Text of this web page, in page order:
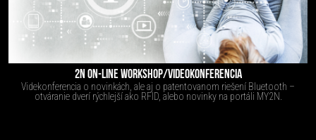
2N ON-LINE WORKSHOP/VIDEOKONFERENCIA
Videkonferencia o novinkách, ale aj o patentovanom riešení Bluetooth –
otváranie dverí rýchlejší ako RFID, alebo novinky na portáli MY2N.